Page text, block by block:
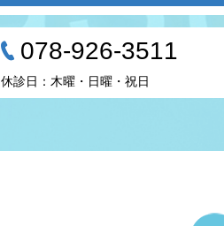
078-926-3511
休診日：木曜・日曜・祝日